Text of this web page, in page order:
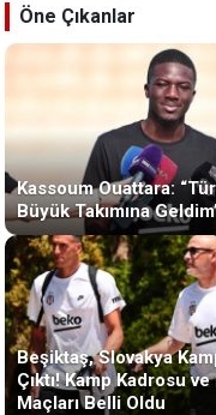
Öne Çıkanlar
Kassoum Ouattara:
Büyük Takımına
Beşiktaş, Slovakya
Çıktı! Kamp Kadrosu ve
Maçları Belli Oldu